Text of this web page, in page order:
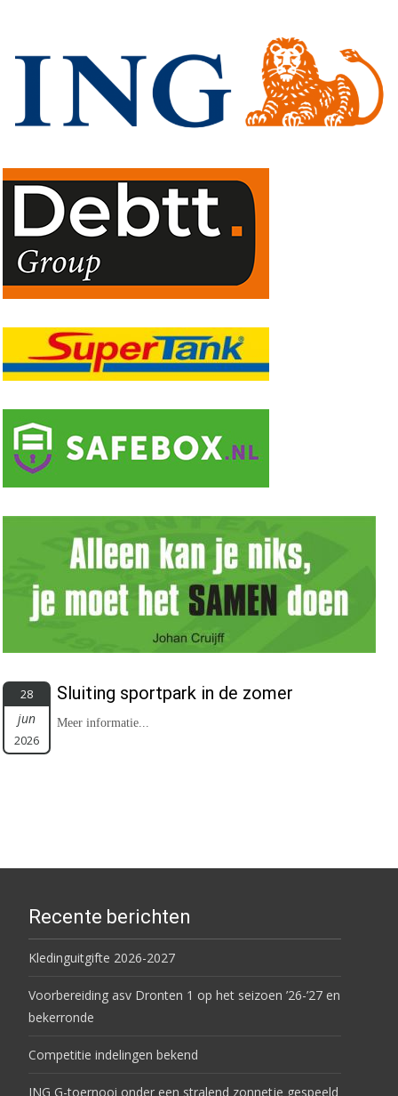
28
jun
2026
Sluiting sportpark in de zomer
Meer informatie...
Recente berichten
Kledinguitgifte 2026-2027
Voorbereiding asv Dronten 1 op het seizoen ’26-’27 en
bekerronde
Competitie indelingen bekend
ING G-toernooi onder een stralend zonnetje gespeeld